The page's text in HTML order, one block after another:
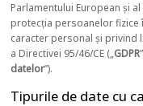
Parlamentului European și
protecția persoanelor fizice
caracter personal și privind
a Directivei 95/46/CE („GDPR
datelor”).
Tipurile de date cu